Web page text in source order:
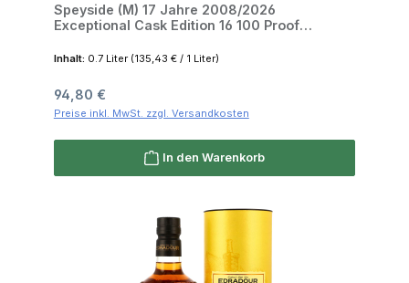
Speyside (M) 17 Jahre 2008/2026
Exceptional Cask Edition 16 100 Proof
Inhalt: 0.7 Liter (135,43 € / 1 Liter)
Regulärer Preis:
94,80 €
Preise inkl. MwSt. zzgl. Versandkosten
In den Warenkorb